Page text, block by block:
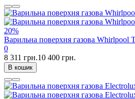
20%
Варильна поверхня газова Whirlpool
0
8 311 грн.10 400 грн.
В кошик